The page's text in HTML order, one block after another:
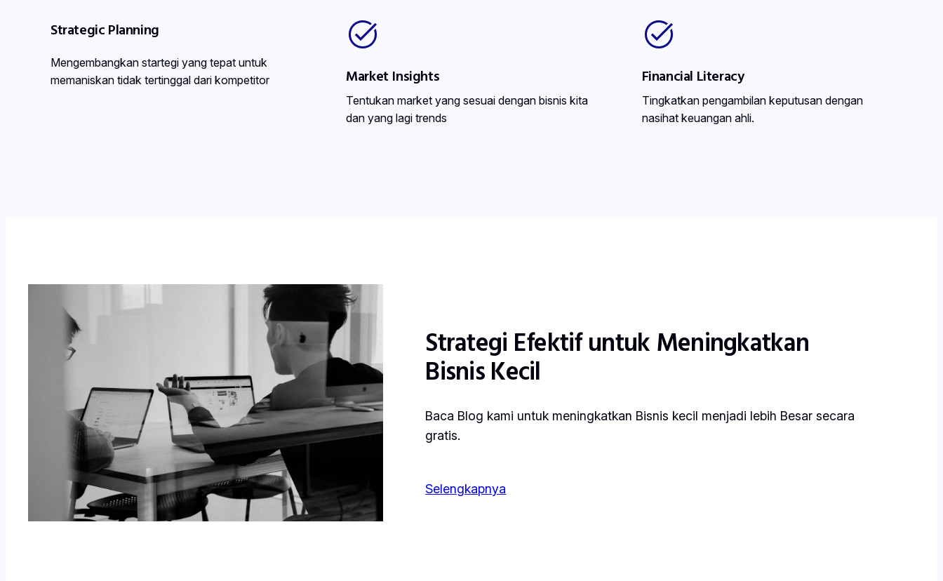
Strategic Planning
Mengembangkan startegi yang tepat untuk
memaniskan tidak tertinggal dari kompetitor
Market Insights
Tentukan market yang sesuai dengan bisnis kita
dan yang lagi trends
Financial Literacy
Tingkatkan pengambilan keputusan dengan
nasihat keuangan ahli.
Strategi Efektif untuk Meningkatkan
Bisnis Kecil
Baca Blog kami untuk meningkatkan Bisnis kecil menjadi lebih Besar secara
gratis.
Selengkapnya